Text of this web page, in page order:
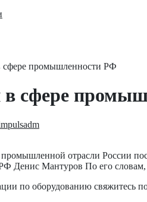
сфере промышленности РФ
в сфере
отрасли России
Денис Мантуров По его
по оборудованию свяжитесь